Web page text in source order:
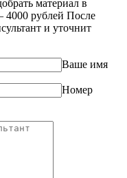
материал в
рублей После
и уточнит
Ваше имя
Номер